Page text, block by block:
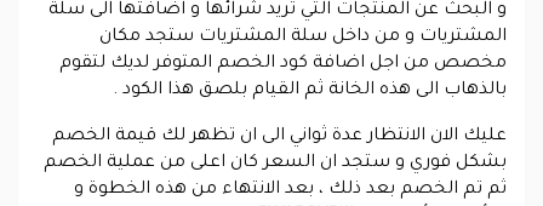
و البحث عن المنتجات التي تريد شرائها و اضافتها الى سلة
المشتريات و من داخل سلة المشتريات ستجد مكان
مخصص من اجل اضافة كود الخصم المتوفر لديك لتقوم
بالذهاب الى هذه الخانة ثم القيام بلصق هذا الكود .
عليك الان الانتظار عدة ثواني الى ان تظهر لك قيمة الخصم
بشكل فوري و ستجد ان السعر كان اعلى من عملية الخصم
ثم تم الخصم بعد ذلك ، بعد الانتهاء من هذه الخطوة و